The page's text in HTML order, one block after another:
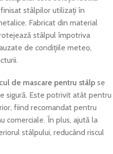
stâlpilor utilizați în
Fabricat din material
stâlpul împotriva
de condițiile meteo,
de mascare pentru stâlp se
sigură. Este potrivit atât pentru
fiind recomandat pentru
comerciale. În plus, ajută la
stâlpului, reducând riscul